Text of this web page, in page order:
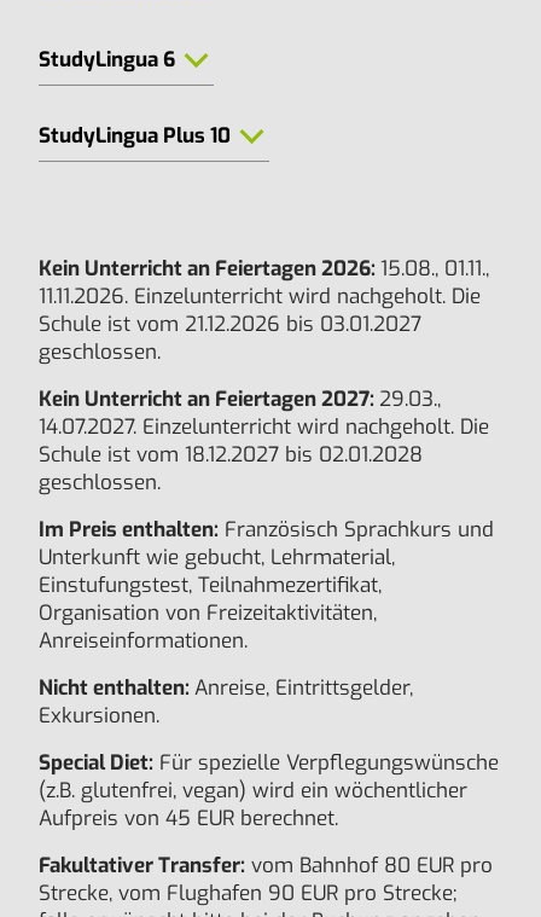
StudyLingua 6
StudyLingua Plus 10
Kein Unterricht an Feiertagen 2026: 15.08., 01.11.,
11.11.2026. Einzelunterricht wird nachgeholt. Die
Schule ist vom 21.12.2026 bis 03.01.2027
geschlossen.
Kein Unterricht an Feiertagen 2027: 29.03.,
14.07.2027. Einzelunterricht wird nachgeholt. Die
Schule ist vom 18.12.2027 bis 02.01.2028
geschlossen.
Im Preis enthalten: Französisch Sprachkurs und
Unterkunft wie gebucht, Lehrmaterial,
Einstufungstest, Teilnahmezertifikat,
Organisation von Freizeitaktivitäten,
Anreiseinformationen.
Nicht enthalten: Anreise, Eintrittsgelder,
Exkursionen.
Special Diet: Für spezielle Verpflegungswünsche
(z.B. glutenfrei, vegan) wird ein wöchentlicher
Aufpreis von 45 EUR berechnet.
Fakultativer Transfer: vom Bahnhof 80 EUR pro
Strecke, vom Flughafen 90 EUR pro Strecke;